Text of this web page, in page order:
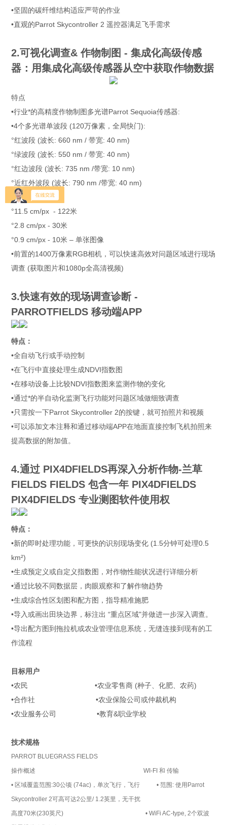
•坚固的碳纤维结构适应严苛的作业
•直观的Parrot Skycontroller 2 遥控器满足飞手需求
2.可视化调查& 作物制图 - 集成化高级传感
器：用集成化高级传感器从空中获取作物数据
特点
•行业*的高精度作物制图多光谱Parrot Sequoia传感器:
•4个多光谱单波段 (120万像素，全局快门):
°红波段 (波长: 660 nm / 带宽: 40 nm)
°绿波段 (波长: 550 nm / 带宽: 40 nm)
°红边波段 (波长: 735 nm /带宽: 10 nm)
°近红外波段 (波长: 790 nm /带宽: 40 nm)
•多光谱 GSD:
°11.5 cm/px - 122米
°2.8 cm/px - 30米
°0.9 cm/px - 10米 – 单张图像
•前置的1400万像素RGB相机，可以快速高效对问题区域进行现场
调查 (获取图片和1080p全高清视频)
3.快速有效的现场调查诊断 -
PARROTFIELDS 移动端APP
特点：
•全自动飞行或手动控制
•在飞行中直接处理生成NDVI指数图
•在移动设备上比较NDVI指数图来监测作物的变化
•通过*的半自动化监测飞行功能对问题区域做细致调查
•只需按一下Parrot Skycontroller 2的按键，就可拍照片和视频
•可以添加文本注释和通过移动端APP在地面直接控制飞机拍照来
提高数据的附加值。
4.通过 PIX4DFIELDS再深入分析作物-兰草
FIELDS FIELDS 包含一年 PIX4DFIELDS
PIX4DFIELDS 专业测图软件使用权
特点：
•新的即时处理功能，可更快的识别现场变化 (1.5分钟可处理0.5
km²)
•生成预定义或自定义指数图，对作物性能状况进行详细分析
•通过比较不同数据层，肉眼观察和了解作物趋势
•生成综合性区划图和配方图，指导精准施肥
•导入或画出田块边界，标注出 “重点区域"并做进一步深入调查。
•导出配方图到拖拉机或农业管理信息系统，无缝连接到现有的工
作流程
目标用户
•农民 •农业零售商 (种子、化肥、农药)
•合作社 •农业保险公司或仲裁机构
•农业服务公司 •教育&职业学校
技术规格
PARROT BLUEGRASS FIELDS
操作概述 WI-FI 和 传输
• 区域覆盖范围:30公顷 (74ac)，单次飞行，飞行 • 范围: 使用Parrot
Skycontroller 2可高可达2公里/ 1.2英里，无干扰
高度70米(230英尺) • WiFi AC-type, 2个双波